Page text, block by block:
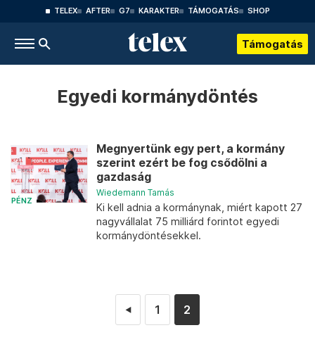
TELEX AFTER G7 KARAKTER TÁMOGATÁS SHOP
Támogatás
Egyedi kormánydöntés
PÉNZ
Megnyertünk egy pert, a kormány
szerint ezért be fog csődölni a
gazdaság
Wiedemann Tamás
Ki kell adnia a kormánynak, miért kapott 27
nagyvállalat 75 milliárd forintot egyedi
kormánydöntésekkel.
◄ 1 2